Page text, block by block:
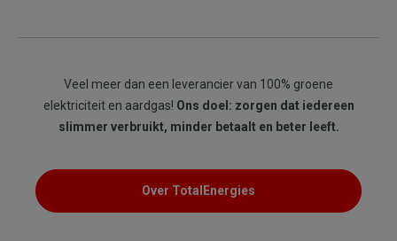
Veel meer dan een leverancier van 100% groene
elektriciteit en aardgas! Ons doel: zorgen dat iedereen
slimmer verbruikt, minder betaalt en beter leeft.
Over TotalEnergies